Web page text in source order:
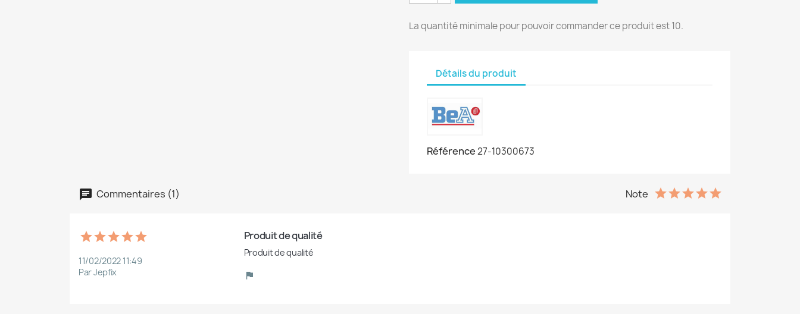
La quantité minimale pour pouvoir commander ce produit est 10.
Détails du produit
Référence27-10300673
Commentaires (1) Note
11/02/2022 11:49
Par Jepfix
Produit de qualité
Produit de qualité